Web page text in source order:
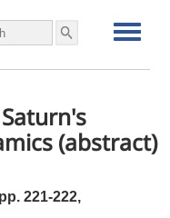
(abstract)
pp. 221-222,